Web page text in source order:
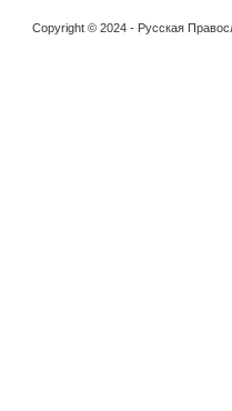
Copyright © 2024 - Русская